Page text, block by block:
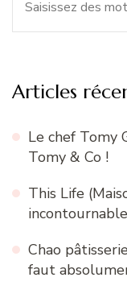
Articles
Le chef Tomy
Tomy & Co !
This Life
Chao
faut